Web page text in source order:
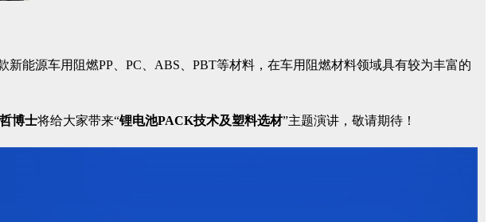
能源车用阻燃PP、PC、ABS、PBT等材料，在车用阻燃材料领域具有较为丰富的
博士将给大家带来“锂电池PACK技术及塑料选材”主题演讲，敬请期待！